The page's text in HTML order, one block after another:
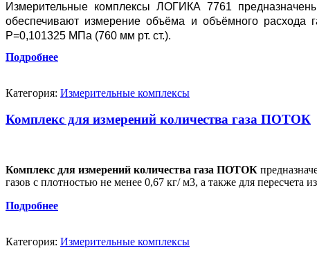
Измерительные комплексы ЛОГИКА 7761
обеспечивают измерение объёма и объёмного
Р=0,101325 МПа (760 мм рт. ст.).
Подробнее
Категория: Измерительные комплексы
Комплекс для измерений количества газа ПОТОК
Комплекс для измерений количества газа ПОТОК
газов с плотностью не менее 0,67 кг/ м3, а также для пересчета
Подробнее
Категория: Измерительные комплексы